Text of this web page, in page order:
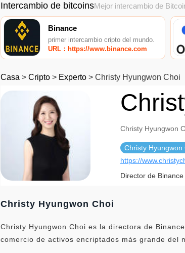
Intercambio de bitcoinsMejor intercambio de
Binance
primer intercambio cripto del mundo.
URL：https://www.binance.com
Casa > Cripto > Experto > Christy Hyungwon Choi
Christy Hyungwon
Christy Hyungwon
https://
Director de Binance
Christy Hyungwon Choi
Christy Hyungwon Choi es la directora de
comercio de activos encriptados más grande del